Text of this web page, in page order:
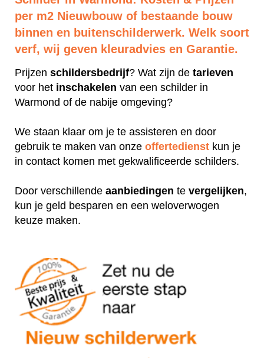
per m2 Nieuwbouw of bestaande bouw
binnen en buitenschilderwerk. Welk soort
verf, wij geven kleuradvies en Garantie.
Prijzen schildersbedrijf? Wat zijn de tarieven
voor het inschakelen van een schilder in
Warmond of de nabije omgeving?
We staan klaar om je te assisteren en door
gebruik te maken van onze offertedienst kun je
in contact komen met gekwalificeerde schilders.
Door verschillende aanbiedingen te vergelijken,
kun je geld besparen en een weloverwogen
keuze maken.